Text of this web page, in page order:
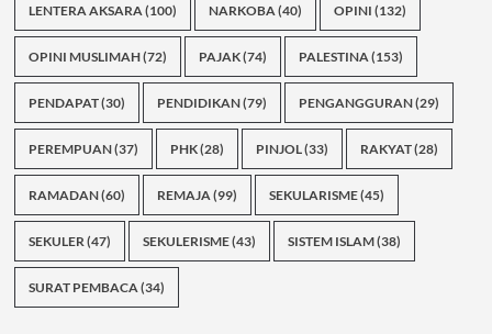
LENTERA AKSARA(100) NARKOBA(40) OPINI (132)
OPINI MUSLIMAH(72) PAJAK(74) PALESTINA(153)
PENDAPAT(30) PENDIDIKAN(79) PENGANGGURAN(29)
PEREMPUAN(37) PHK(28) PINJOL(33) RAKYAT(28)
RAMADAN(60) REMAJA(99) SEKULARISME(45)
SEKULER(47) SEKULERISME(43) SISTEM ISLAM(38)
SURAT PEMBACA(34)